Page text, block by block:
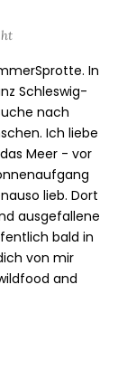
In
Schleswig-
nach
Ich liebe
Meer - vor
lieb. Dort
ausgefallene
bald in
von mir
and